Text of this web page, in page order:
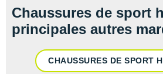
Chaussures de sport
principales autres
CHAUSSURES DE SPORT